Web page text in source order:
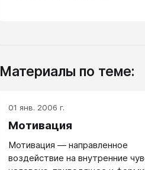
Материалы по теме:
01 янв. 2006 г.
Мотивация
Мотивация — направленное
воздействие на внутренние